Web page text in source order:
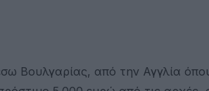
Βουλγαρίας, από την Αγγλία